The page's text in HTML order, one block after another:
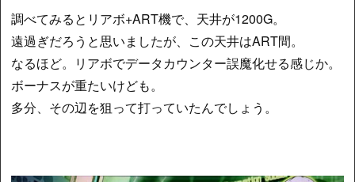
調べてみるとリアボ+ART機で、天井が1200G。
遠過ぎだろうと思いましたが、この天井はART間。
なるほど。リアボでデータカウンター誤魔化せる感じか。
ボーナスが重たいけども。
多分、その辺を狙って打っていたんでしょう。